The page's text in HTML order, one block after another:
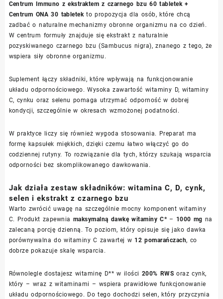
Centrum Immuno z ekstraktem z czarnego bzu 60 tabletek +
Centrum ONA 30 tabletekto propozycja dla osób, które chcą
zadbać o naturalne mechanizmy obronne organizmu na co dzień.
W centrum formuły znajduje się ekstrakt z naturalnie
pozyskiwanego czarnego bzu (Sambucus nigra), znanego z tego, że
wspiera siły obronne organizmu.
Suplement łączy składniki, które wpływają na funkcjonowanie
układu odpornościowego. Wysoka zawartość witaminy D, witaminy
C, cynku oraz selenu pomaga utrzymać odporność w dobrej
kondycji, szczególnie w okresach wzmożonej podatności.
W praktyce liczy się również wygoda stosowania. Preparat ma
formę kapsułek miękkich, dzięki czemu łatwo włączyć go do
codziennej rutyny. To rozwiązanie dla tych, którzy szukają wsparcia
odporności bez skomplikowanego dawkowania.
Jak działa zestaw składników: witamina C, D, cynk,
selen i ekstrakt z czarnego bzu
Warto zwrócić uwagę na szczególnie mocny komponent witaminy
C. Produkt zapewnia maksymalną dawkę witaminy C*– 1000 mg na
zalecaną porcję dzienną. To poziom, który opisuje się jako dawka
porównywalna do witaminy C zawartej w 12 pomarańczach, co
dobrze pokazuje skalę wsparcia.
Równolegle dostajesz witaminę D** w ilości 200% RWS oraz cynk,
który – wraz z witaminami – wspiera prawidłowe funkcjonowanie
układu odpornościowego. Do tego dochodzi selen, który przyczynia